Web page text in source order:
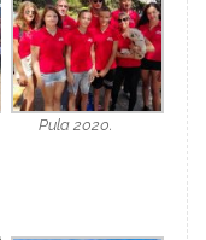
Pula 2020.